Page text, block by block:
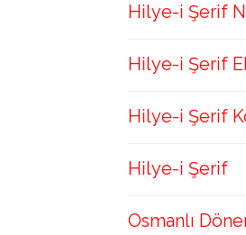
Hilye-i Şerif
Hilye-i Şerif
Hilye-i Şerif
Hilye-i Şerif
Osmanlı